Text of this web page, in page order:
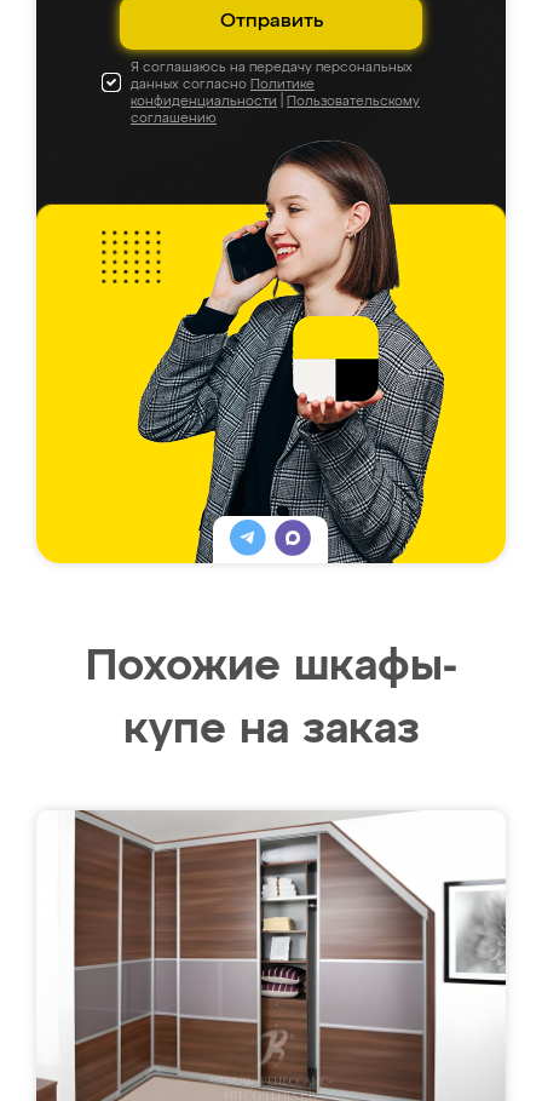
Отправить
Я соглашаюсь на передачу персональных
данных согласно Политике
конфиденциальности
Пользовательскому
соглашению
Похожие шкафы-
купе на заказ